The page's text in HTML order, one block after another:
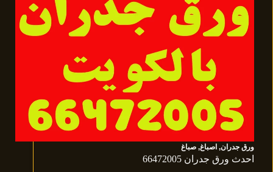
ورق جدران, اصباغ, صباغ
احدث ورق جدران 66472005